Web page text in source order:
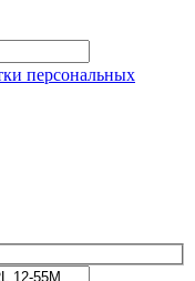
персональных